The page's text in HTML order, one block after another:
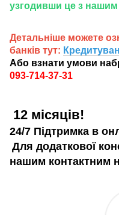
узгодивши це з
Детальніше можете
банків тут:
Або взнати умови
093-714-37-31
12 місяців!
24/7 Підтримка в
Для додаткової
нашим контактним